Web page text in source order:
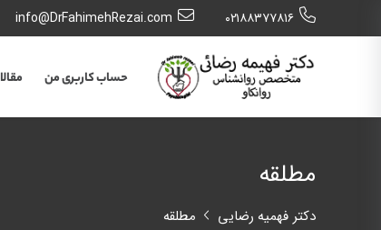
٠٢١٨٨٣٧٧٨١٦ info@DrFahimehRezai.com
حساب کاربری من
مطلقه
دکتر فهمیه رضایی مطلقه